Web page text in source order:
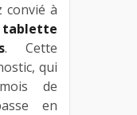
convié à
tablette
. Cette
qui
de
en